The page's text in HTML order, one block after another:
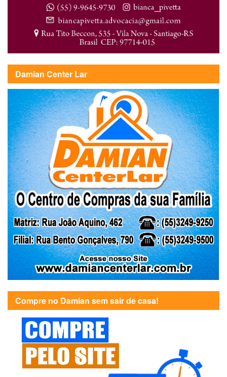
Damian Center Lar
Compre no Damian sem sair de casa!